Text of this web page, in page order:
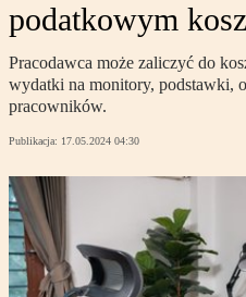
podatkowym
Pracodawca może zaliczyć do
wydatki na monitory, podstawki,
pracowników.
Publikacja: 17.05.2024 04:30